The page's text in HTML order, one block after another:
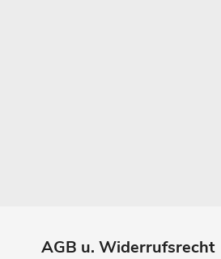
AGB u. Widerrufsrecht